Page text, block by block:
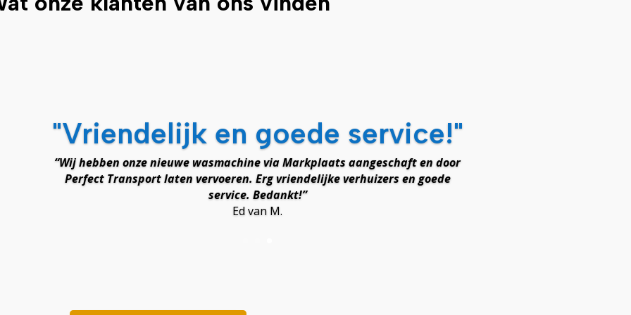
"Vriendelijk en goede service!"
“Wij hebben onze nieuwe wasmachine via Markplaats aangeschaft en door
Perfect Transport laten vervoeren. Erg vriendelijke verhuizers en goede
service. Bedankt!”
Ed van M.